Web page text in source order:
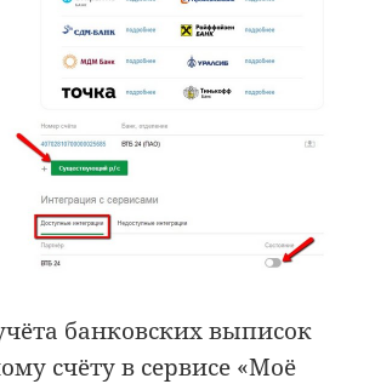
банковских выписок
счёту в сервисе «Моё